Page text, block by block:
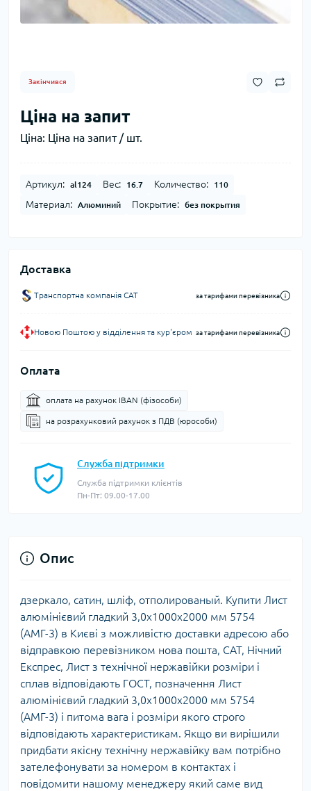
Закінчився
Ціна на запит
Ціна: Ціна на запит / шт.
Артикул: al124 Вес: 16.7 Количество: 110
Материал: Алюминий Покрытие: без покрытия
Доставка
Транспортна компанія CAT за тарифами перевізника
Новою Поштою у відділення та кур'єром за тарифами перевізника
Оплата
оплата на рахунок IBAN (фізособи)
на розрахунковий рахунок з ПДВ (юрособи)
Служба підтримки
Служба підтримки клієнтів
Пн-Пт: 09.00-17.00
Опис
дзеркало, сатин, шліф, отполированый. Купити Лист
алюмінієвий гладкий 3,0х1000х2000 мм 5754
(АМГ-3) в Києві з можливістю доставки адресою або
відправкою перевізником нова пошта, САТ, Нічний
Експрес, Лист з технічної нержавійки розміри і
сплав відповідають ГОСТ, позначення Лист
алюмінієвий гладкий 3,0х1000х2000 мм 5754
(АМГ-3) і питома вага і розміри якого строго
відповідають характеристикам. Якщо ви вирішили
придбати якісну технічну нержавійку вам потрібно
зателефонувати за номером в контактах і
повідомити нашому менеджеру який саме вид